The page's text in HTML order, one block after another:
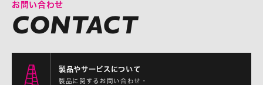
お問い合わせ
製品やサービスについて
製品に関するお問い合わせ・